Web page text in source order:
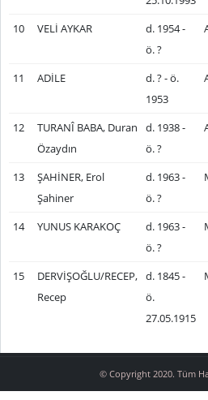
10 VELİ AYKAR
d. 1954 -
ö. ?
11 ADİLE
d. ? - ö.
1953
12
TURANÎ BABA, Duran
Özaydın
d. 1938 -
ö. ?
13
ŞAHİNER, Erol
Şahiner
d. 1963 -
ö. ?
14 YUNUS KARAKOÇ
d. 1963 -
ö. ?
15
DERVİŞOĞLU/RECEP,
Recep
d. 1845 -
ö.
27.05.1915
© Copyright 2020. Tüm